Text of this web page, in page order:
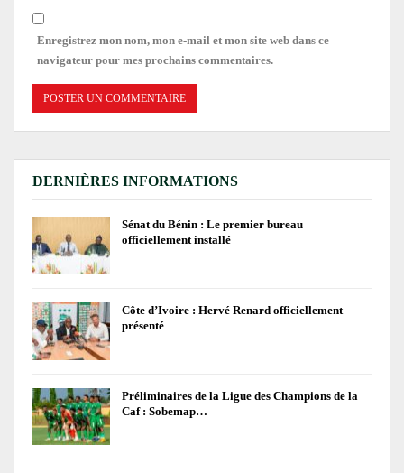
Enregistrez mon nom, mon e-mail et mon site web dans ce
navigateur pour mes prochains commentaires.
DERNIÈRES INFORMATIONS
Sénat du Bénin : Le premier bureau
officiellement installé
Côte d’Ivoire : Hervé Renard officiellement
présenté
Préliminaires de la Ligue des Champions de la
Caf : Sobemap…